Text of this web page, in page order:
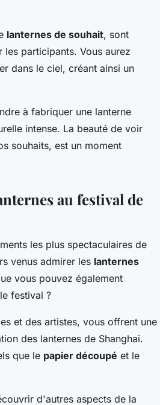
lanternes de souhait, sont
participants. Vous aurez
dans le ciel, créant ainsi un
à fabriquer une lanterne
intense. La beauté de voir
souhaits, est un moment
au festival de
les plus spectaculaires de
venus admirer les lanternes
vous pouvez également
festival ?
et des artistes, vous offrent une
des lanternes de Shanghai.
que le papier découpé et le
d'autres aspects de la